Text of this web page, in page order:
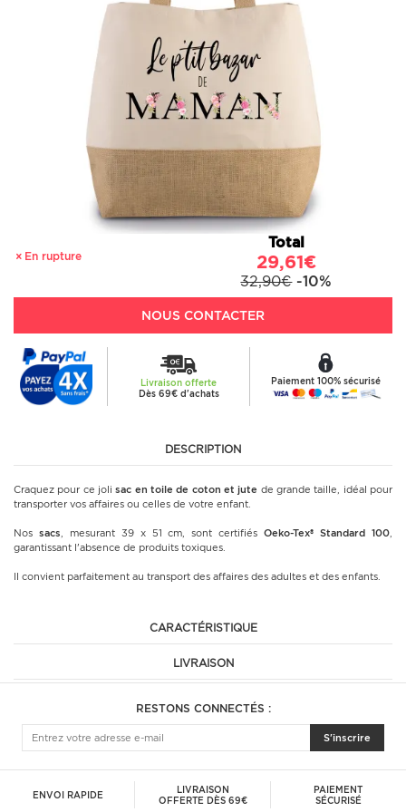
En rupture
Total
29,61€
32,90€ -10%
NOUS CONTACTER
Livraison offerte
Dès 69€ d'achats
Paiement 100% sécurisé
DESCRIPTION
Craquez pour ce jolisac en toile de coton et jute de grande taille, idéal pour
transporter vos affaires ou celles de votre enfant.
Nos sacs, mesurant 39 x 51 cm, sont certifiésOeko-Tex® Standard 100,
garantissant l'absence de produits toxiques.
Il convient parfaitement au transport des affaires des adultes et des enfants.
CARACTÉRISTIQUE
LIVRAISON
RESTONS CONNECTÉS :
S'inscrire
ENVOI RAPIDE
LIVRAISON
OFFERTE DÈS 69€
PAIEMENT
SÉCURISÉ